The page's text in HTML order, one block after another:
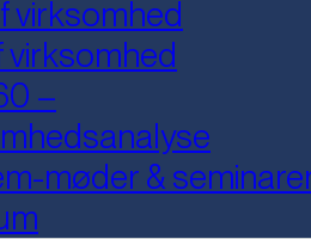
virksomhed
virksomhed
–
møder &